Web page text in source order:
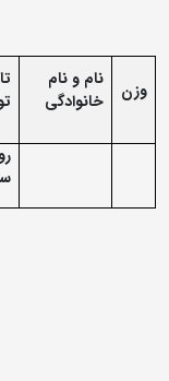
وزن
نام و نام
خانوادگی